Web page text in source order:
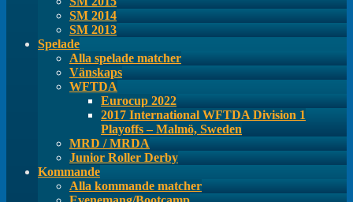
SM 2014
SM 2013
Spelade
Alla spelade matcher
Vänskaps
WFTDA
Eurocup 2022
2017 International WFTDA Division 1
Playoffs – Malmö, Sweden
MRD / MRDA
Junior Roller Derby
Kommande
Alla kommande matcher